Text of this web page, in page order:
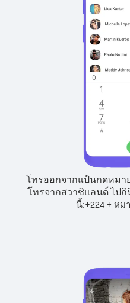
โทรออกจากแป้นกดหมา
โทรจากสวาซิแลนด์ ไปกิ
นี้:+224+ หม